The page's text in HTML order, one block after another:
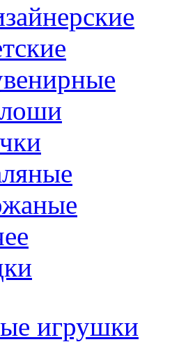
игрушки